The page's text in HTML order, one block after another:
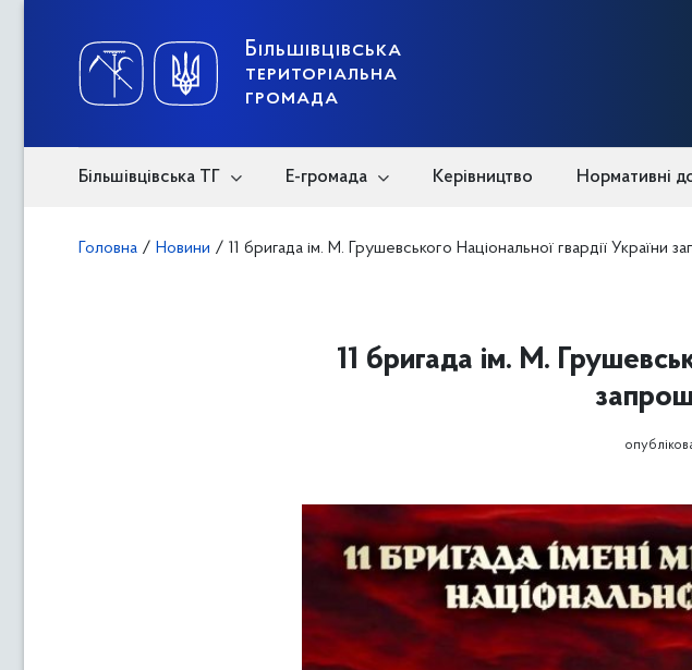
Більшівцівська
територіальна
громада
Більшівцівська ТГ Е-громада Керівництво Нормативні
Головна / Новини / 11 бригада ім. М. Грушевського Національної гвардії України
11 бригада ім. М.